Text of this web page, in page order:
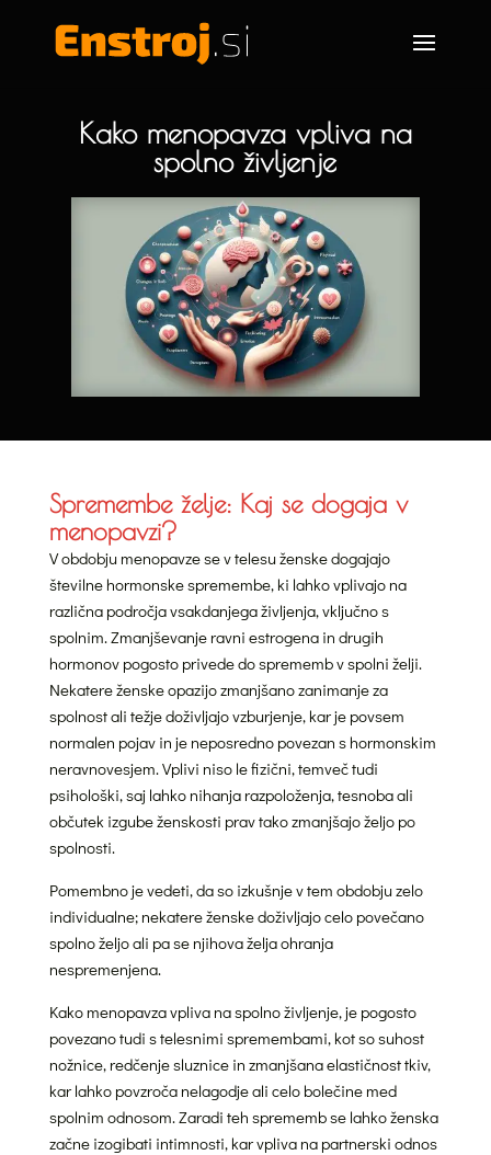
Kako menopavza vpliva na
spolno življenje
Spremembe želje: Kaj se dogaja v
menopavzi?
V obdobju menopavze se v telesu ženske dogajajo
številne hormonske spremembe, ki lahko vplivajo na
različna področja vsakdanjega življenja, vključno s
spolnim. Zmanjševanje ravni estrogena in drugih
hormonov pogosto privede do sprememb v spolni želji.
Nekatere ženske opazijo zmanjšano zanimanje za
spolnost ali težje doživljajo vzburjenje, kar je povsem
normalen pojav in je neposredno povezan s hormonskim
neravnovesjem. Vplivi niso le fizični, temveč tudi
psihološki, saj lahko nihanja razpoloženja, tesnoba ali
občutek izgube ženskosti prav tako zmanjšajo željo po
spolnosti.
Pomembno je vedeti, da so izkušnje v tem obdobju zelo
individualne; nekatere ženske doživljajo celo povečano
spolno željo ali pa se njihova želja ohranja
nespremenjena.
Kako menopavza vpliva na spolno življenje, je pogosto
povezano tudi s telesnimi spremembami, kot so suhost
nožnice, redčenje sluznice in zmanjšana elastičnost tkiv,
kar lahko povzroča nelagodje ali celo bolečine med
spolnim odnosom. Zaradi teh sprememb se lahko ženska
začne izogibati intimnosti, kar vpliva na partnerski odnos